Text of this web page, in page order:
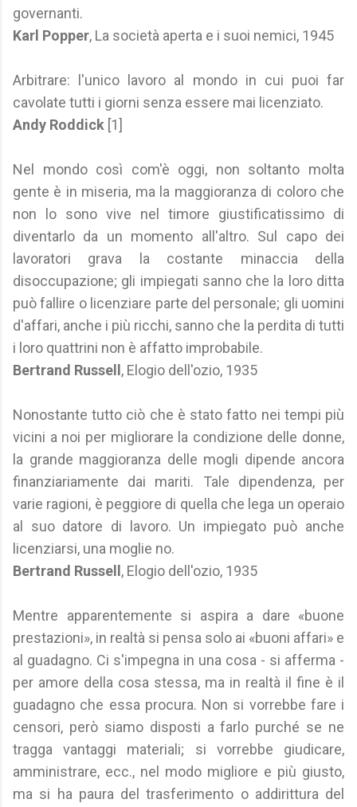
governanti.
Karl Popper, La società aperta e i suoi nemici, 1945
Arbitrare: l'unico lavoro al mondo in cui puoi far
cavolate tutti i giorni senza essere mai licenziato.
Andy Roddick [1]
Nel mondo così com'è oggi, non soltanto molta
gente è in miseria, ma la maggioranza di coloro che
non lo sono vive nel timore giustificatissimo di
diventarlo da un momento all'altro. Sul capo dei
lavoratori grava la costante minaccia della
disoccupazione; gli impiegati sanno che la loro ditta
può fallire o licenziare parte del personale; gli uomini
d'affari, anche i più ricchi, sanno che la perdita di tutti
i loro quattrini non è affatto improbabile.
Bertrand Russell , Elogio dell'ozio, 1935
Nonostante tutto ciò che è stato fatto nei tempi più
vicini a noi per migliorare la condizione delle donne,
la grande maggioranza delle mogli dipende ancora
finanziariamente dai mariti. Tale dipendenza, per
varie ragioni, è peggiore di quella che lega un operaio
al suo datore di lavoro. Un impiegato può anche
licenziarsi, una moglie no.
Bertrand Russell , Elogio dell'ozio, 1935
Mentre apparentemente si aspira a dare «buone
prestazioni», in realtà si pensa solo ai «buoni affari» e
al guadagno. Ci s'impegna in una cosa - si afferma -
per amore della cosa stessa, ma in realtà il fine è il
guadagno che essa procura. Non si vorrebbe fare i
censori, però siamo disposti a farlo purché se ne
tragga vantaggi materiali; si vorrebbe giudicare,
amministrare, ecc., nel modo migliore e più giusto,
ma si ha paura del trasferimento o addirittura del